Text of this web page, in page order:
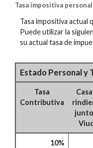
Tasa impositiva personal
Tasa impositiva actual
Puede utilizar la
su actual tasa de
Estado Personal y
Tasa
Contributiva
10%